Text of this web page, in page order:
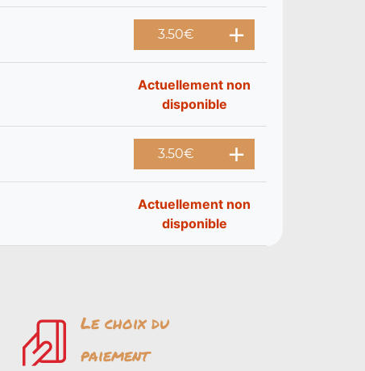
3.50€
Actuellement non
disponible
3.50€
Actuellement non
disponible
Le choix du
paiement